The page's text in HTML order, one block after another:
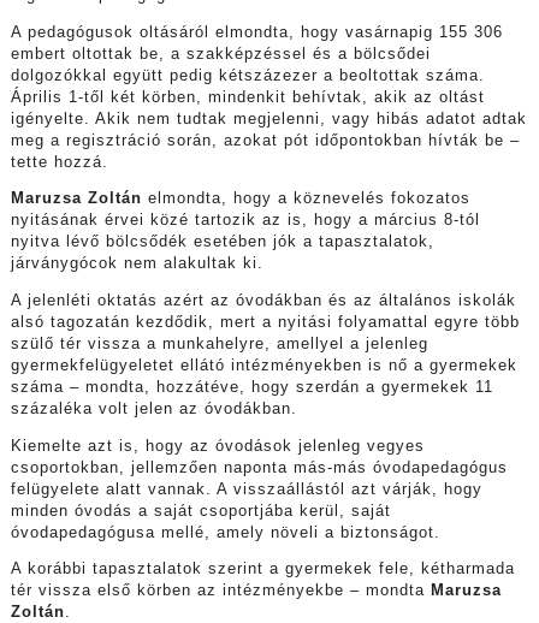
A pedagógusok oltásáról elmondta, hogy vasárnapig 155 306
embert oltottak be, a szakképzéssel és a bölcsődei
dolgozókkal együtt pedig kétszázezer a beoltottak száma.
Április 1-től két körben, mindenkit behívtak, akik az oltást
igényelte. Akik nem tudtak megjelenni, vagy hibás adatot adtak
meg a regisztráció során, azokat pót időpontokban hívták be –
tette hozzá.
Maruzsa Zoltán elmondta, hogy a köznevelés fokozatos
nyitásának érvei közé tartozik az is, hogy a március 8-tól
nyitva lévő bölcsődék esetében jók a tapasztalatok,
járványgócok nem alakultak ki.
A jelenléti oktatás azért az óvodákban és az általános iskolák
alsó tagozatán kezdődik, mert a nyitási folyamattal egyre több
szülő tér vissza a munkahelyre, amellyel a jelenleg
gyermekfelügyeletet ellátó intézményekben is nő a gyermekek
száma – mondta, hozzátéve, hogy szerdán a gyermekek 11
százaléka volt jelen az óvodákban.
Kiemelte azt is, hogy az óvodások jelenleg vegyes
csoportokban, jellemzően naponta más-más óvodapedagógus
felügyelete alatt vannak. A visszaállástól azt várják, hogy
minden óvodás a saját csoportjába kerül, saját
óvodapedagógusa mellé, amely növeli a biztonságot.
A korábbi tapasztalatok szerint a gyermekek fele, kétharmada
tér vissza első körben az intézményekbe – mondta Maruzsa
Zoltán.